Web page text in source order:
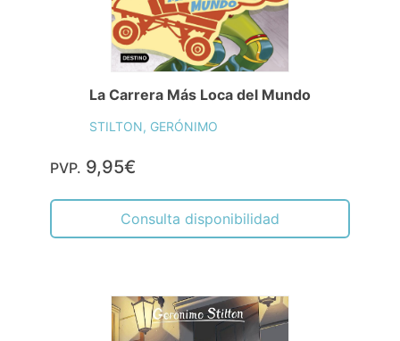
La Carrera Más Loca del Mundo
STILTON, GERÓNIMO
PVP. 9,95€
Consulta disponibilidad